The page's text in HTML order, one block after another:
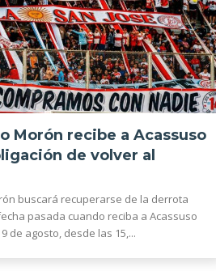
Morón recibe a Acassuso
de volver al
buscará recuperarse de la derrota
pasada cuando reciba a Acassuso
de agosto, desde las 15,...